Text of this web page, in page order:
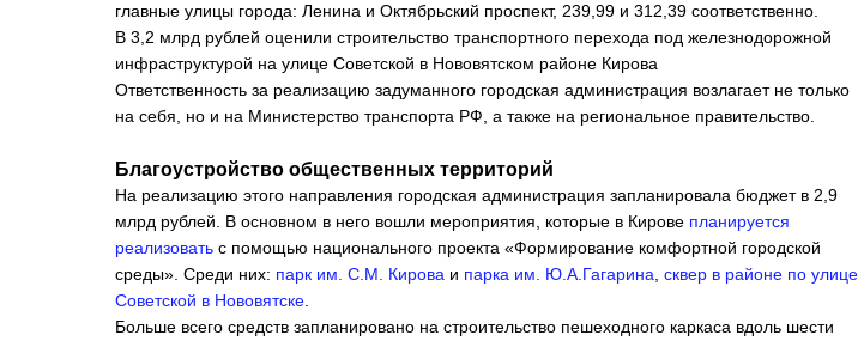
главные улицы города: Ленина и Октябрьский проспект, 239,99 и 312,39 соответственно.
В 3,2 млрд рублей оценили строительство транспортного перехода под железнодорожной
инфраструктурой на улице Советской в Нововятском районе Кирова
Ответственность за реализацию задуманного городская администрация возлагает не только
на себя, но и на Министерство транспорта РФ, а также на региональное правительство.
Благоустройство общественных территорий
На реализацию этого направления городская администрация запланировала бюджет в 2,9
млрд рублей. В основном в него вошли мероприятия, которые в Кирове планируется
реализовать с помощью национального проекта «Формирование комфортной городской
среды». Среди них: парк им. С.М. Кирова и парка им. Ю. А.Гагарина сквер в районе по улице
Советской в Нововятске
Больше всего средств запланировано на строительство пешеходного каркаса вдоль шести